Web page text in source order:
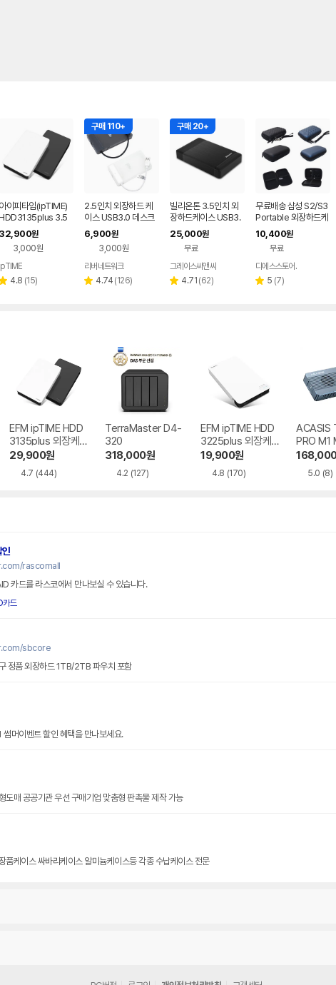
아이피타임(ipTIME)
3.5
인치 외장하드 케이스
USB 3.0 지원
32,900원
3,000원
ipTIME
별 4.8 리
(15)
구매 110+
2.5인치 외장하드 케
이스 USB3.0 데스크
탑 노트북 HDD SSD
케이스 파우치
6,900원
3,000원
페이
리버네트워크
별 4.74 리
(126)
구매 20+
빌리온톤 3.5인치 외
장하드케이스 USB3.
0 8TB UASP 지원
25,000원
무료
그레이스씨앤씨
별 4.71 리
(62)
무료배송 삼성 S2/S3
Portable 외장하드케
이스 파우치 USB 3.0
케이블
10,400원
무료
디에스스토어.
별 5 리
(7)
EFM ipTIME HDD
3135plus 외장케
이스
29,900원
4.7 (444)
TerraMaster D4-
320
318,000원
4.2 (127)
EFM ipTIME HDD
3225plus 외장케
이스
19,900원
4.8 (170)
ACASIS
PRO M1
케이스
5.0 (8)
인
rascomall
카드를 라스코에서 만나보실 수 있습니다.
카드
sbcore
정품 외장하드 1TB/2TB 파우치 포함
머이벤트 할인 혜택을 만나보세요.
판촉물전문 대량도매 창고형도매 공공기관 우선 구매기업 맞춤형 판촉물 제작 가능
품케이스 싸바리케이스 알미늄케이스등 각종 수납케이스 전문